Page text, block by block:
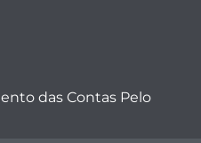
das Contas Pelo